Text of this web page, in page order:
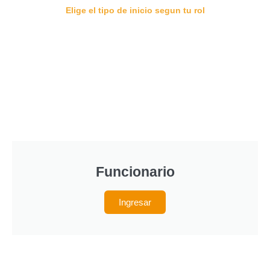
Elige el tipo de inicio segun tu rol
Funcionario
Ingresar